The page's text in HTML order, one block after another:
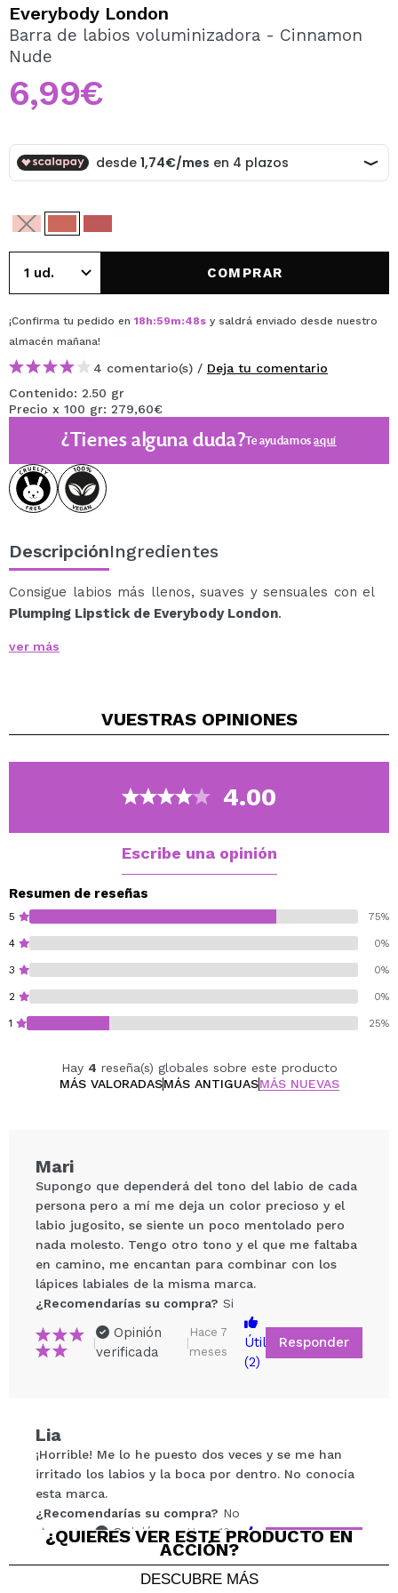
Al crear una cuenta en Maquillalia.com podrás realizar
tus compras rápidamente, revisar el estado de tus
Everybody London
Barra de labios voluminizadora - Cinnamon
Nude
6,99€
COMPRAR
¡Confirma tu pedido en 18h:59m:48s y saldrá enviado desde nuestro
almacén mañana!
4 comentario(s) / Deja tu comentario
Contenido: 2.50 gr
Precio x 100 gr: 279,60€
¿Tienes alguna duda?Te ayudamosaquí
DescripciónIngredientes
Consigue labios más llenos, suaves y sensuales con el
Plumping Lipstick de Everybody London.
efecto voluminizador visible, gracias a ingredientes
Su fórmula hidratante y nutritiva deja los labios con un
realzando tu sonrisa en cada aplicación. Ideal para
citas, selfies, fiestas… o cualquier momento en el que
quieras destacar sin esfuerzo.
ver más
VUESTRAS OPINIONES
4.00
Escribe una opinión
Resumen de reseñas
5 75%
4 0%
3 0%
2 0%
1 25%
Hay 4 reseña(s) globales sobre este producto
MÁS VALORADASMÁS ANTIGUASMÁS NUEVAS
Compartir un vídeo o una foto
Tu vídeo podría ser el primero. Imagínatelo...
ENVIAR
Mari
Supongo que dependerá del tono del labio de cada
persona pero a mí me deja un color precioso y el
labio jugosito, se siente un poco mentolado pero
nada molesto. Tengo otro tono y el que me faltaba
en camino, me encantan para combinar con los
lápices labiales de la misma marca.
¿Recomendarías su compra? Si
|
Opinión
verificada
|
Hace 7
meses
Útil
(2)
Responder
Lia
¡Horrible! Me lo he puesto dos veces y se me han
irritado los labios y la boca por dentro. No conocía
esta marca.
¿Recomendarías su compra? No
|
Opinión
|
Hace 10
meses
Responder
¿QUIERES VER ESTE PRODUCTO EN
ACCIÓN?
DESCUBRE MÁS